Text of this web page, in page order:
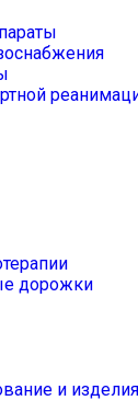
дорожки
и изделия